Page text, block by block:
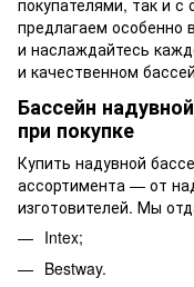
покупателями, так и
предлагаем особенно
и наслаждайтесь
и качественном
Бассейн надувной
при покупке
Купить надувной
ассортимента — от
изготовителей. Мы
Intex;
Bestway.